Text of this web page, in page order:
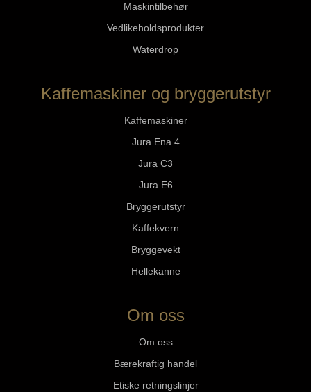
Maskintilbehør
Vedlikeholdsprodukter
Waterdrop
Kaffemaskiner og bryggerutstyr
Kaffemaskiner
Jura Ena 4
Jura C3
Jura E6
Bryggerutstyr
Kaffekvern
Bryggevekt
Hellekanne
Om oss
Om oss
Bærekraftig handel
Etiske retningslinjer